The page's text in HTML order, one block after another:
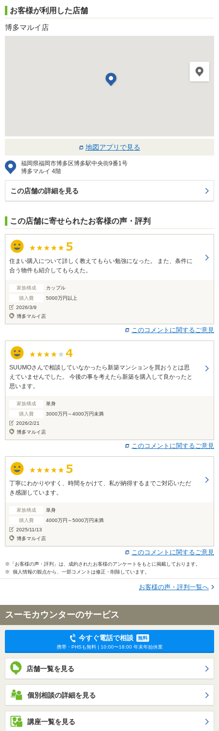
お客様が利用した店舗
博多マルイ店
地図アプリで見る
福岡県福岡市博多区博多駅中央街9番1号
博多マルイ 4階
この店舗の詳細を見る
この店舗に寄せられたお客様の声・評判
住まい購入について詳しく教えてもらい勉強になった。 また、条件に
合う物件も紹介してもらえた。
家族構成
カップル
購入費
5000万円以上
2026/3/9
博多マルイ店
このコメントに関するご意見
SUUMOさんで相談していなかったら新築マンションを買おうとは思
えていませんでした。 今後の事を考えたら新築を購入して良かったと
思います。
家族構成
単身
購入費
3000万円～4000万円未満
2026/2/21
博多マルイ店
このコメントに関するご意見
丁寧にわかりやすく、時間をかけて、私が納得するまでご対応いただ
き感謝しています。
家族構成
単身
購入費
4000万円～5000万円未満
2025/11/13
博多マルイ店
このコメントに関するご意見
※「お客様の声・評判」は、成約されたお客様のアンケートをもとに掲載しております。
※ 個人情報の観点から、一部コメントは修正・削除しています。
お客様の声・評判一覧へ
スーモカウンターのサービス
今すぐ電話で相談
無料
携帯・PHSも無料 | 10:00〜18:00 年末年始休業
店舗一覧を見る
個別相談の詳細を見る
講座一覧を見る